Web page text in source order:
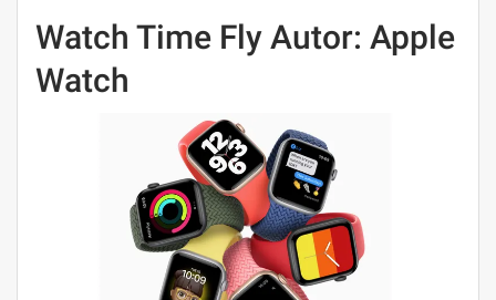
Watch Time Fly Autor: Apple
Watch